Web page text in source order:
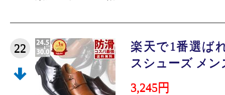
22
楽天で1番選ば
スシューズ メン
3,245円